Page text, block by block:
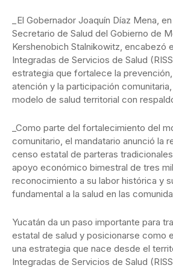
_El Gobernador Joaquín Díaz Mena,
Secretario de Salud del Gobierno de
Kershenobich Stalnikowitz, encabezó
Integradas de Servicios de Salud
estrategia que fortalece la
atención y la participación
modelo de salud territorial con
_Como parte del fortalecimiento del
comunitario, el mandatario anunció la
censo estatal de parteras
apoyo económico bimestral de tres
reconocimiento a su labor histórica y
fundamental a la salud en las
Yucatán da un paso importante para
estatal de salud y posicionarse como
una estrategia que nace desde el
Integradas de Servicios de Salud